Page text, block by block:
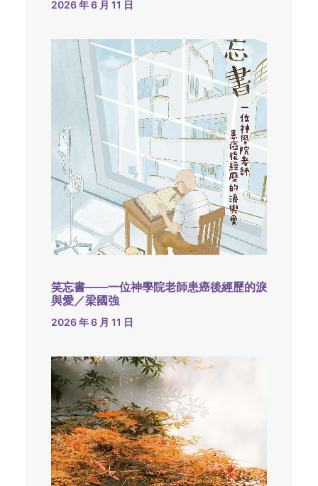
2026 年 6 月 11 日
笑忘書——一位神學院老師患癌後經歷的淚
與愛／梁國強
2026 年 6 月 11 日